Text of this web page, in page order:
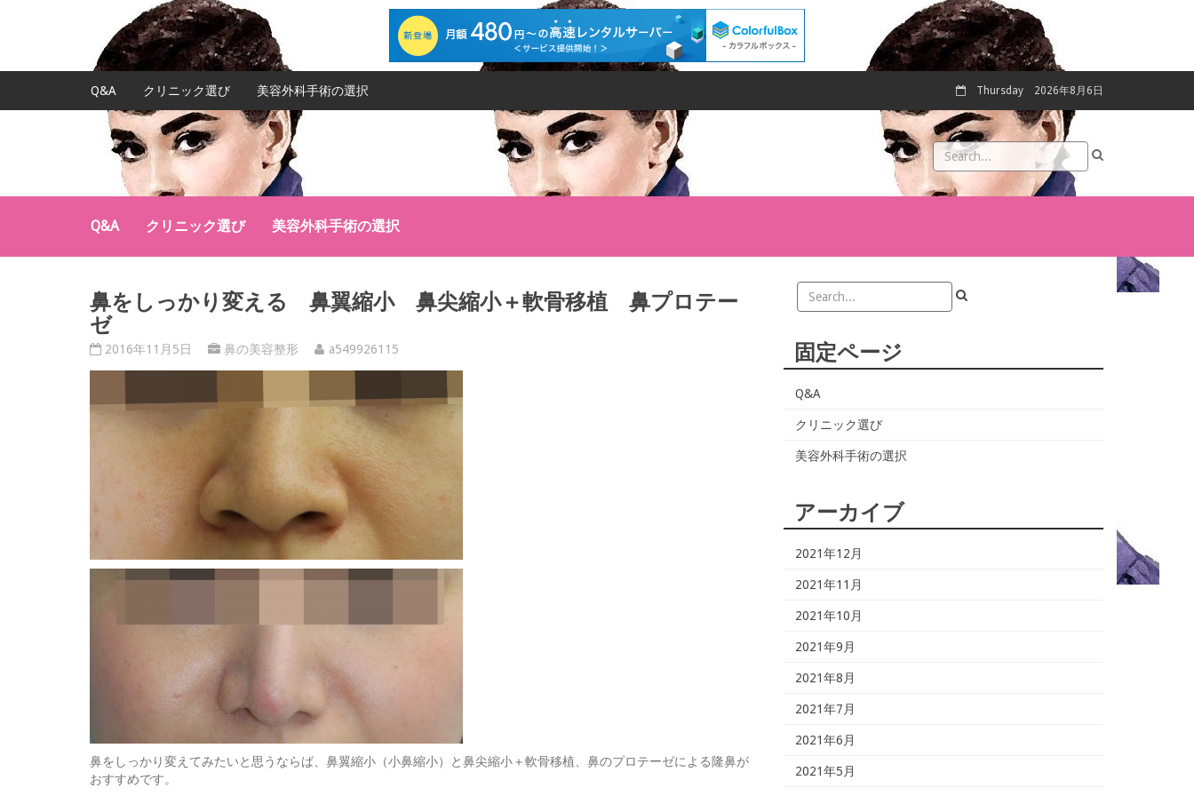
Q&A クリニック選び 美容外科手術の選択 Thursday 2026年8月6日
Q&A クリニック選び 美容外科手術の選択
鼻をしっかり変える 鼻翼縮小 鼻尖縮小＋軟骨移植 鼻プロテー
ゼ
2016年11月5日 鼻の美容整形 a549926115
鼻をしっかり変えてみたいと思うならば、鼻翼縮小（小鼻縮小）と鼻尖縮小＋軟骨移植、鼻のプロテーゼによる隆鼻が
おすすめです。
固定ページ
Q&A
クリニック選び
美容外科手術の選択
アーカイブ
2021年12月
2021年11月
2021年10月
2021年9月
2021年8月
2021年7月
2021年6月
2021年5月